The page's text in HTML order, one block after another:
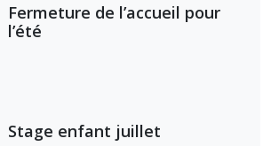
Fermeture de l’accueil pour
l’été
Stage enfant juillet